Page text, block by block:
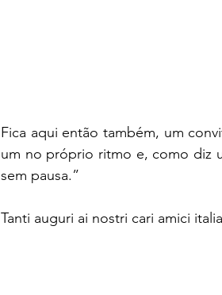
Fica aqui então também, um
um no próprio ritmo e, como diz
sem pausa.”
Tanti auguri ai nostri cari amici